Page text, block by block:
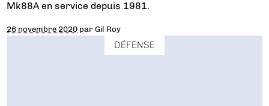
Mk88A en service depuis 1981.
26 novembre 2020 parGil Roy
DÉFENSE